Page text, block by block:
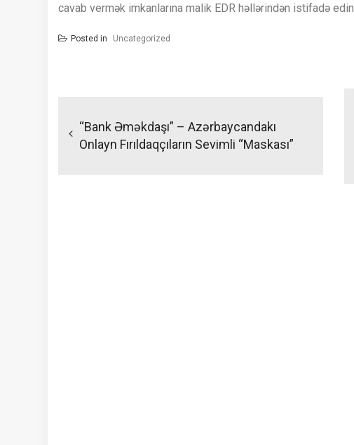
cavab vermək imkanlarına malik EDR həllərindən istifadə edin.
Posted in Uncategorized
“Bank Əməkdaşı” – Azərbaycandakı
Onlayn Fırıldaqçıların Sevimli “maskası”